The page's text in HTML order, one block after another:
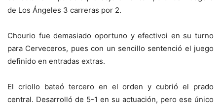
de Los Ángeles 3 carreras por 2.
Chourio fue demasiado oportuno y efectivoi en su turno
para Cerveceros, pues con un sencillo sentenció el juego
definido en entradas extras.
El criollo bateó tercero en el orden y cubrió el prado
central. Desarrolló de 5-1 en su actuación, pero ese único